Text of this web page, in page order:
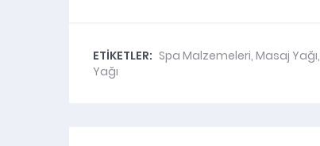
ETİKETLER: Spa Malzemeleri, Masaj Yağı,
Yağı